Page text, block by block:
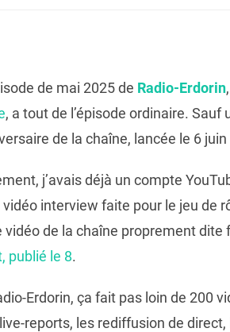
de mai 2025 de Radio-Erdorin
, a tout de l’épisode ordinaire.
de la chaîne, lancée le 6 juin
j’avais déjà un compte
interview faite pour le jeu de
de la chaîne proprement dite
publié le 8.
Erdorin, ça fait pas loin de 200
reports, les rediffusion de